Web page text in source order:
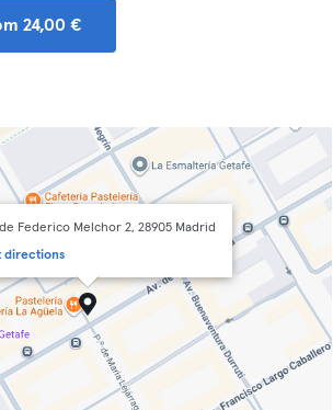
24,00 €
Federico Melchor 2, 28905 Madrid
directions